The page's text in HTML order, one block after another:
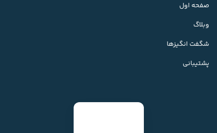
صفحه اول
وبلاگ
شگفت انگیزها
پشتیبانی